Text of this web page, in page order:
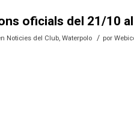
oficials del 21/10
Noticies del Club,Waterpolo / por